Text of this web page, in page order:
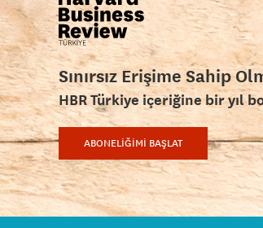
Sınırsız Erişime Sahip
HBR Türkiye içeriğine bir yıl
ABONELİĞİMİ BAŞLAT